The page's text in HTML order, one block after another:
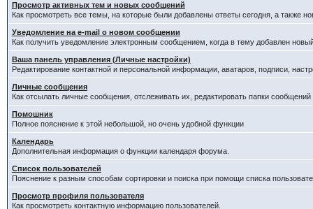
Просмотр активных тем и новых сообщений
Как просмотреть все темы, на которые были добавлены ответы сегодня, а также
Уведомление на е-mail о новом сообщении
Как получить уведомление электронным сообщением, когда в тему добавлен
Ваша панель управления (Личные настройки)
Редактирование контактной и персональной информации, аватаров, подписи,
Личные сообщения
Как отсылать личные сообщения, отслеживать их, редактировать папки
Помошник
Полное пояснение к этой небольшой, но очень удобной функции
Календарь
Дополнительная информация о функции календаря форума.
Список пользователей
Пояснение к разным способам сортировки и поиска при помощи списка
Просмотр профиля пользователя
Как просмотреть контактную информацию пользователей.